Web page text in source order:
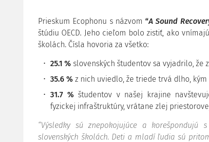
Prieskum Ecophonu s názvom “A Sound
štúdiu OECD. Jeho cieľom bolo zistiť, ako
školách. Čísla hovoria za všetko:
25.1 % slovenských študentov sa vyjadrilo, že
35.6 % z nich uviedlo, že triede trvá dlho,
31.7 % študentov v našej krajine
fyzickej infraštruktúry, vrátane zlej
“Výsledky sú znepokojujúce a
slovenských školách. Deti a mladí ľudia sú